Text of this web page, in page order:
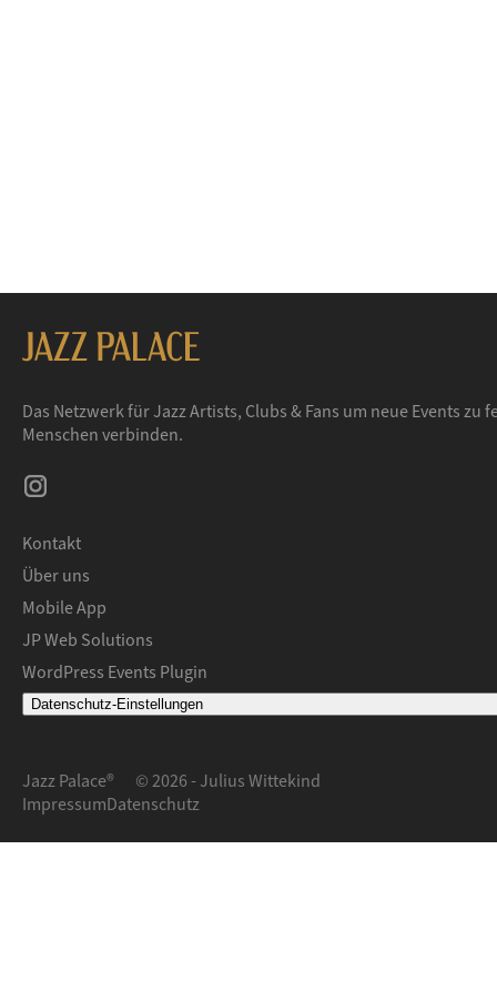
Das Netzwerk für Jazz Artists, Clubs & Fans um neue Events zu
Menschen verbinden.
Kontakt
Über uns
Mobile App
JP Web Solutions
WordPress Events Plugin
Datenschutz-Einstellungen
Jazz Palace®
© 2026 - Julius Wittekind
ImpressumDatenschutz